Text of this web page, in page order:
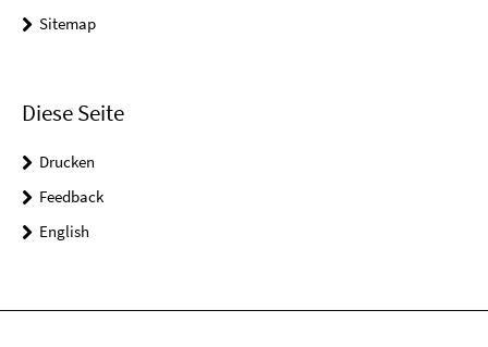
Sitemap
Diese Seite
Drucken
Feedback
English